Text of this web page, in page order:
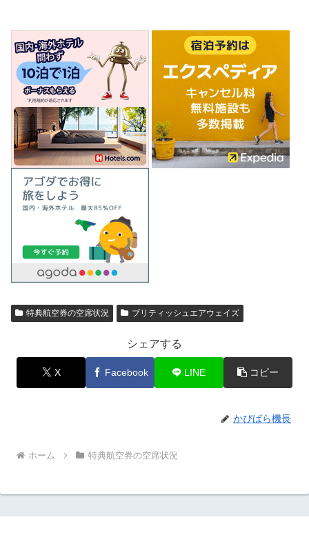
特典航空券の空席状況 ブリティッシュエアウェイズ
シェアする
X Facebook LINE コピー
かぴばら機長
ホーム 特典航空券の空席状況